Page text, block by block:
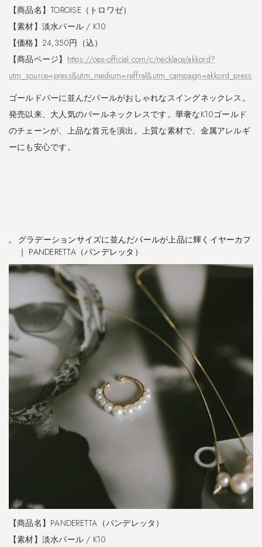
【商品名】TOROISE（トロワゼ）
【素材】淡水パール / K10
【価格】24,350円（込）
【商品ページ】 https://ops-official.com/c/necklace/akkord?
utm_source=press&utm_medium=reffral&utm_campaign=akkord_press
ゴールドバーに並んだパールがおしゃれなスイングネックレス。
発売以来、大人気のパールネックレスです。華奢なK10ゴールド
のチェーンが、上品な首元を演出。上質な素材で、金属アレルギ
ーにも安心です。
グラデーションサイズに並んだパールが上品に輝くイヤーカフ
｜ PANDERETTA（パンデレッタ）
【商品名】PANDERETTA（パンデレッタ）
【素材】淡水パール / K10